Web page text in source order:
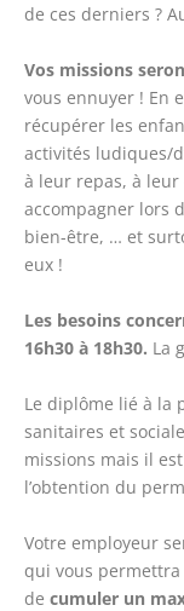
de ces derniers ?
Vos missions
vous ennuyer ! En
récupérer les
activités ludiques/
à leur repas, à
accompagner lors
bien-être, … et
eux !
Les besoins
16h30 à 18h30. La
Le diplôme lié à la
sanitaires et
missions mais il
l’obtention du
Votre employeur
qui vous
de cumuler un